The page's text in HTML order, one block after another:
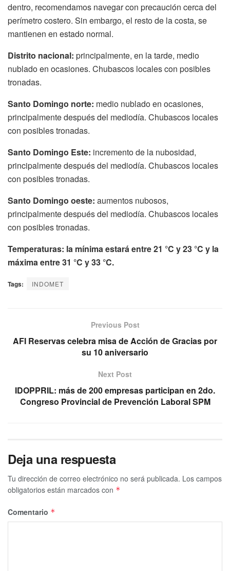
dentro, recomendamos navegar con precaución cerca del
perímetro costero. Sin embargo, el resto de la costa, se
mantienen en estado normal.
Distrito nacional: principalmente, en la tarde, medio
nublado en ocasiones. Chubascos locales con posibles
tronadas.
Santo Domingo norte: medio nublado en ocasiones,
principalmente después del mediodía. Chubascos locales
con posibles tronadas.
Santo Domingo Este: incremento de la nubosidad,
principalmente después del mediodía. Chubascos locales
con posibles tronadas.
Santo Domingo oeste: aumentos nubosos,
principalmente después del mediodía. Chubascos locales
con posibles tronadas.
Temperaturas: la mínima estará entre 21 °C y 23 °C y la
máxima entre 31 °C y 33 °C.
Tags: INDOMET
Previous Post
AFI Reservas celebra misa de Acción de Gracias por
su 10 aniversario
Next Post
IDOPPRIL: más de 200 empresas participan en 2do.
Congreso Provincial de Prevención Laboral SPM⁣
Deja una respuesta
Tu dirección de correo electrónico no será publicada. Los campos
obligatorios están marcados con *
Comentario *